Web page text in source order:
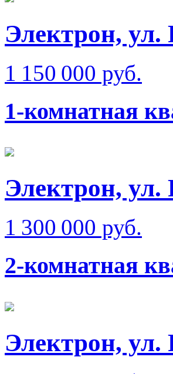
Электрон, ул.
1 150 000 руб.
1-комнатная
Электрон, ул.
1 300 000 руб.
2-комнатная
Электрон, ул.